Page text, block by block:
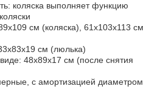
коляска выполняет функцию
см (коляска), 61x103x113 см
см (люлька)
48x89x17 см (после снятия
с амортизацией диаметром